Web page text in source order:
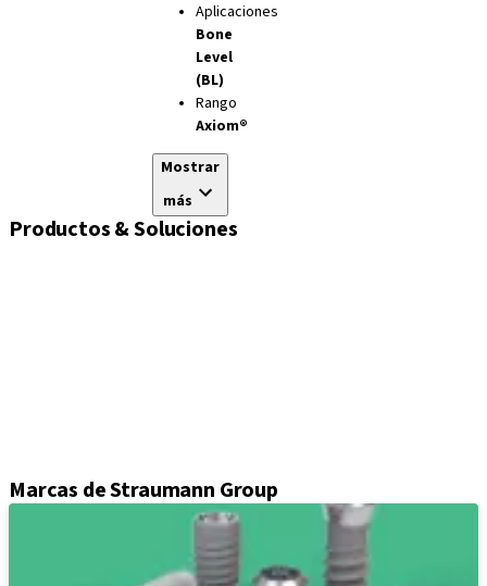
Aplicaciones
Bone
Level
(BL)
Rango
Axiom®
Mostrar
más
Productos & Soluciones
Marcas de Straumann Group